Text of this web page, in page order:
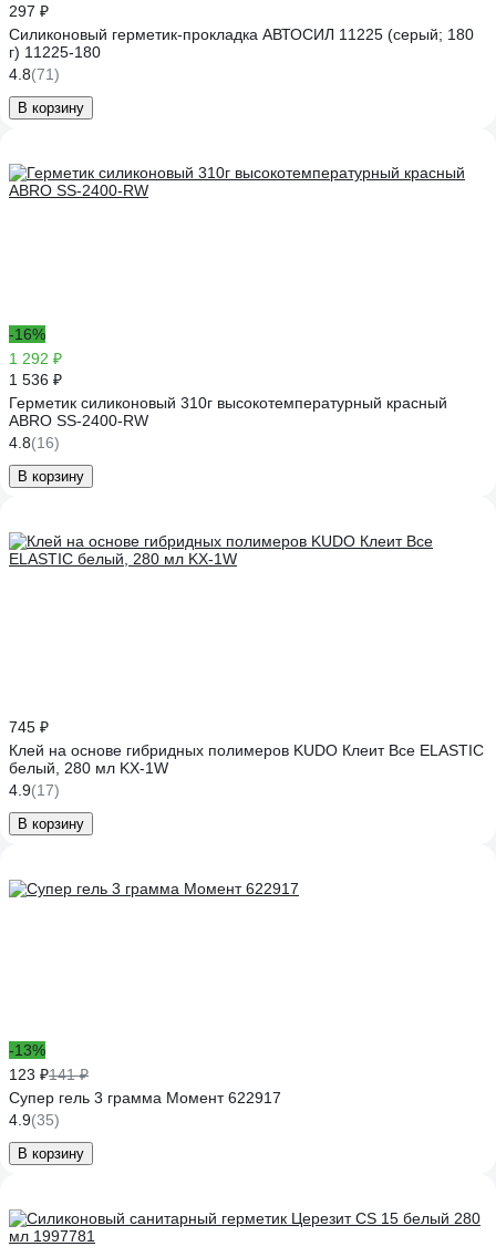
297 ₽
Силиконовый герметик-прокладка АВТОСИЛ 11225 (серый; 180
г) 11225-180
4.8(71)
В корзину
-16%
1 292 ₽
1 536 ₽
Герметик силиконовый 310г высокотемпературный красный
ABRO SS-2400-RW
4.8(16)
В корзину
745 ₽
Клей на основе гибридных полимеров KUDO Клеит Все ELASTIС
белый, 280 мл KX-1W
4.9(17)
В корзину
-13%
123 ₽141 ₽
Супер гель 3 грамма Момент 622917
4.9(35)
В корзину